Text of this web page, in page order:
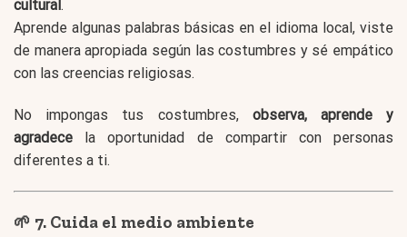
cultural.
Aprende algunas palabras básicas en el idioma local, viste
de manera apropiada según las costumbres y sé empático
con las creencias religiosas.
No impongas tus costumbres, observa, aprende y
agradece la oportunidad de compartir con personas
diferentes a ti.
🌱 7. Cuida el medio ambiente